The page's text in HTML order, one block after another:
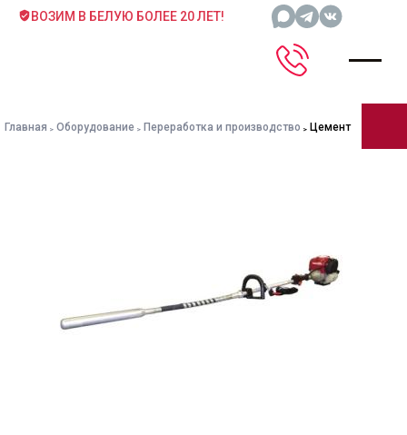
ВОЗИМ В БЕЛУЮ БОЛЕЕ 20 ЛЕТ!
Главная Оборудование Переработка и производство Цемент